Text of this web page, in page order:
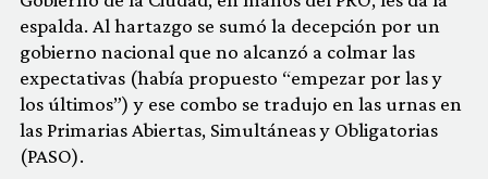
espalda. Al hartazgo se sumó la decepción por un
gobierno nacional que no alcanzó a colmar las
expectativas (había propuesto “empezar por las y
los últimos”) y ese combo se tradujo en las urnas en
las Primarias Abiertas, Simultáneas y Obligatorias
(PASO).